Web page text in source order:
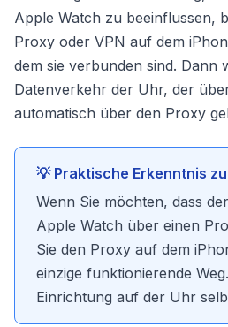
Apple Watch zu beeinflussen,
Proxy oder VPN auf dem
dem sie verbunden sind. Dann
Datenverkehr der Uhr, der
automatisch über den Proxy
💡 Praktische Erkenntnis
Wenn Sie möchten, dass
Apple Watch über einen
Sie den Proxy auf dem
einzige funktionierende
Einrichtung auf der Uhr